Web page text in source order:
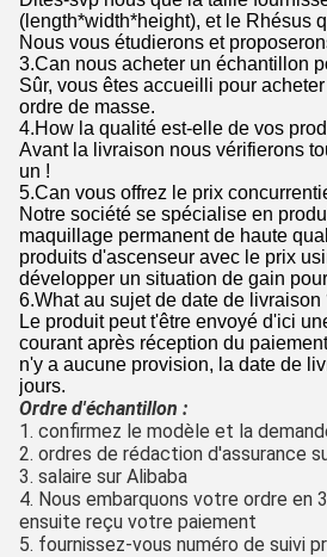
(length*width*height), et le Rhésus
Nous vous étudierons et
3.Can nous acheter un échantillon
Sûr, vous êtes accueilli pour
ordre de masse.
4.How la qualité est-elle de vos
Avant la livraison nous vérifierons
un !
5.Can vous offrez le prix
Notre société se spécialise en
maquillage permanent de haute
produits d'ascenseur avec le prix
développer un situation de gain
6.What au sujet de date de livraison
Le produit peut t'être envoyé d'ici
courant après réception du
n'y a aucune provision, la date de
jours.
Ordre d'échantillon :
1. confirmez le modèle et la
2. ordres de rédaction d'assurance
3. salaire sur Alibaba
4. Nous embarquons votre ordre en
ensuite reçu votre paiement
5. fournissez-vous numéro de suivi